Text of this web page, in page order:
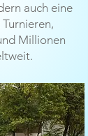
auch eine
Millionen